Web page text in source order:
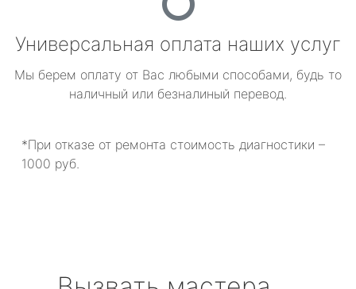
Универсальная оплата наших услуг
Мы берем оплату от Вас любыми способами, будь то
наличный или безналиный перевод.
*При отказе от ремонта стоимость диагностики –
1000 руб.